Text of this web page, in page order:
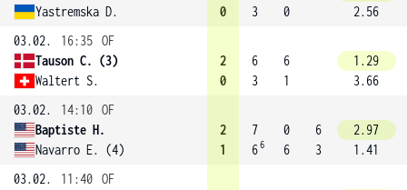
Yastremska D.
0
3
0
2.56
03.02.
16:35 OF
Tauson C. (3)
Waltert S.
2
0
6
3
6
1
1.29
3.66
03.02.
14:10 OF
Baptiste H.
Navarro E. (4)
2
1
7
66
0
6
6
3
2.97
1.41
03.02.
11:40 OF